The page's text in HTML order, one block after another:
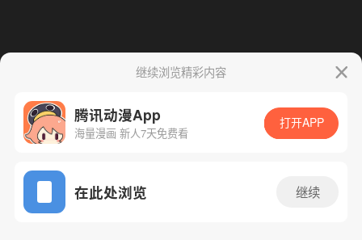
App免费看
继续浏览精彩内容
腾讯动漫App
海量漫画 新人7天免费看
打开APP
在此处浏览 继续